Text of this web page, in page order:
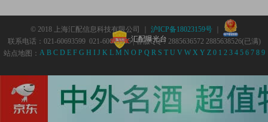
© 2018 上海汇配信息科技有限公司 ｜ 沪ICP备18023159号｜
汇配曝光台
联系电话：021-60693599 021-60693555 | 客服QQ：2885636572 2885638526(已满)
站点地图： A B C D E F G H I J K L M N O P Q R S T U V W X Y Z 0 1 2 3 4 5 6 7 8 9